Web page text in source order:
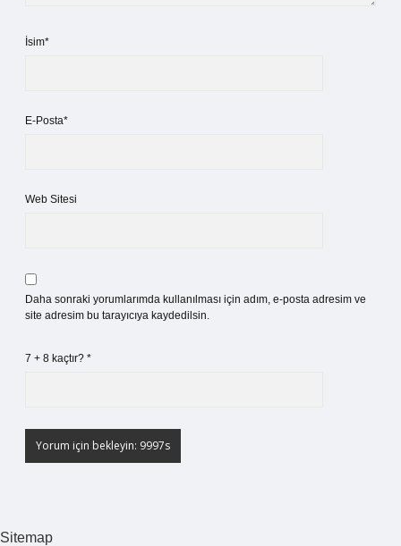
İsim*
E-Posta*
Web Sitesi
Daha sonraki yorumlarımda kullanılması için adım, e-posta adresim ve
site adresim bu tarayıcıya kaydedilsin.
7 + 8 kaçtır? *
Sitemap